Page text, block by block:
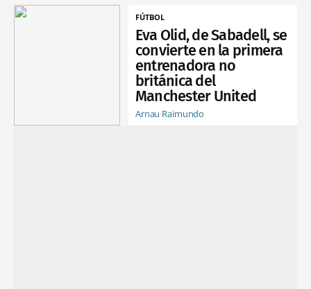
FÚTBOL
Eva Olid, de Sabadell, se
convierte en la primera
entrenadora no
británica del
Manchester United
Arnau Raimundo